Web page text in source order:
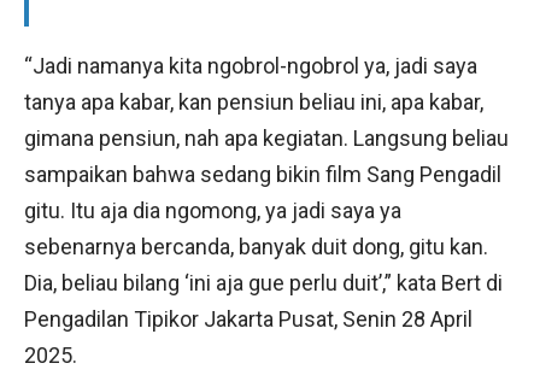
“Jadi namanya kita ngobrol-ngobrol ya, jadi saya
tanya apa kabar, kan pensiun beliau ini, apa kabar,
gimana pensiun, nah apa kegiatan. Langsung beliau
sampaikan bahwa sedang bikin film Sang Pengadil
gitu. Itu aja dia ngomong, ya jadi saya ya
sebenarnya bercanda, banyak duit dong, gitu kan.
Dia, beliau bilang ‘ini aja gue perlu duit’,” kata Bert di
Pengadilan Tipikor Jakarta Pusat, Senin 28 April
2025.